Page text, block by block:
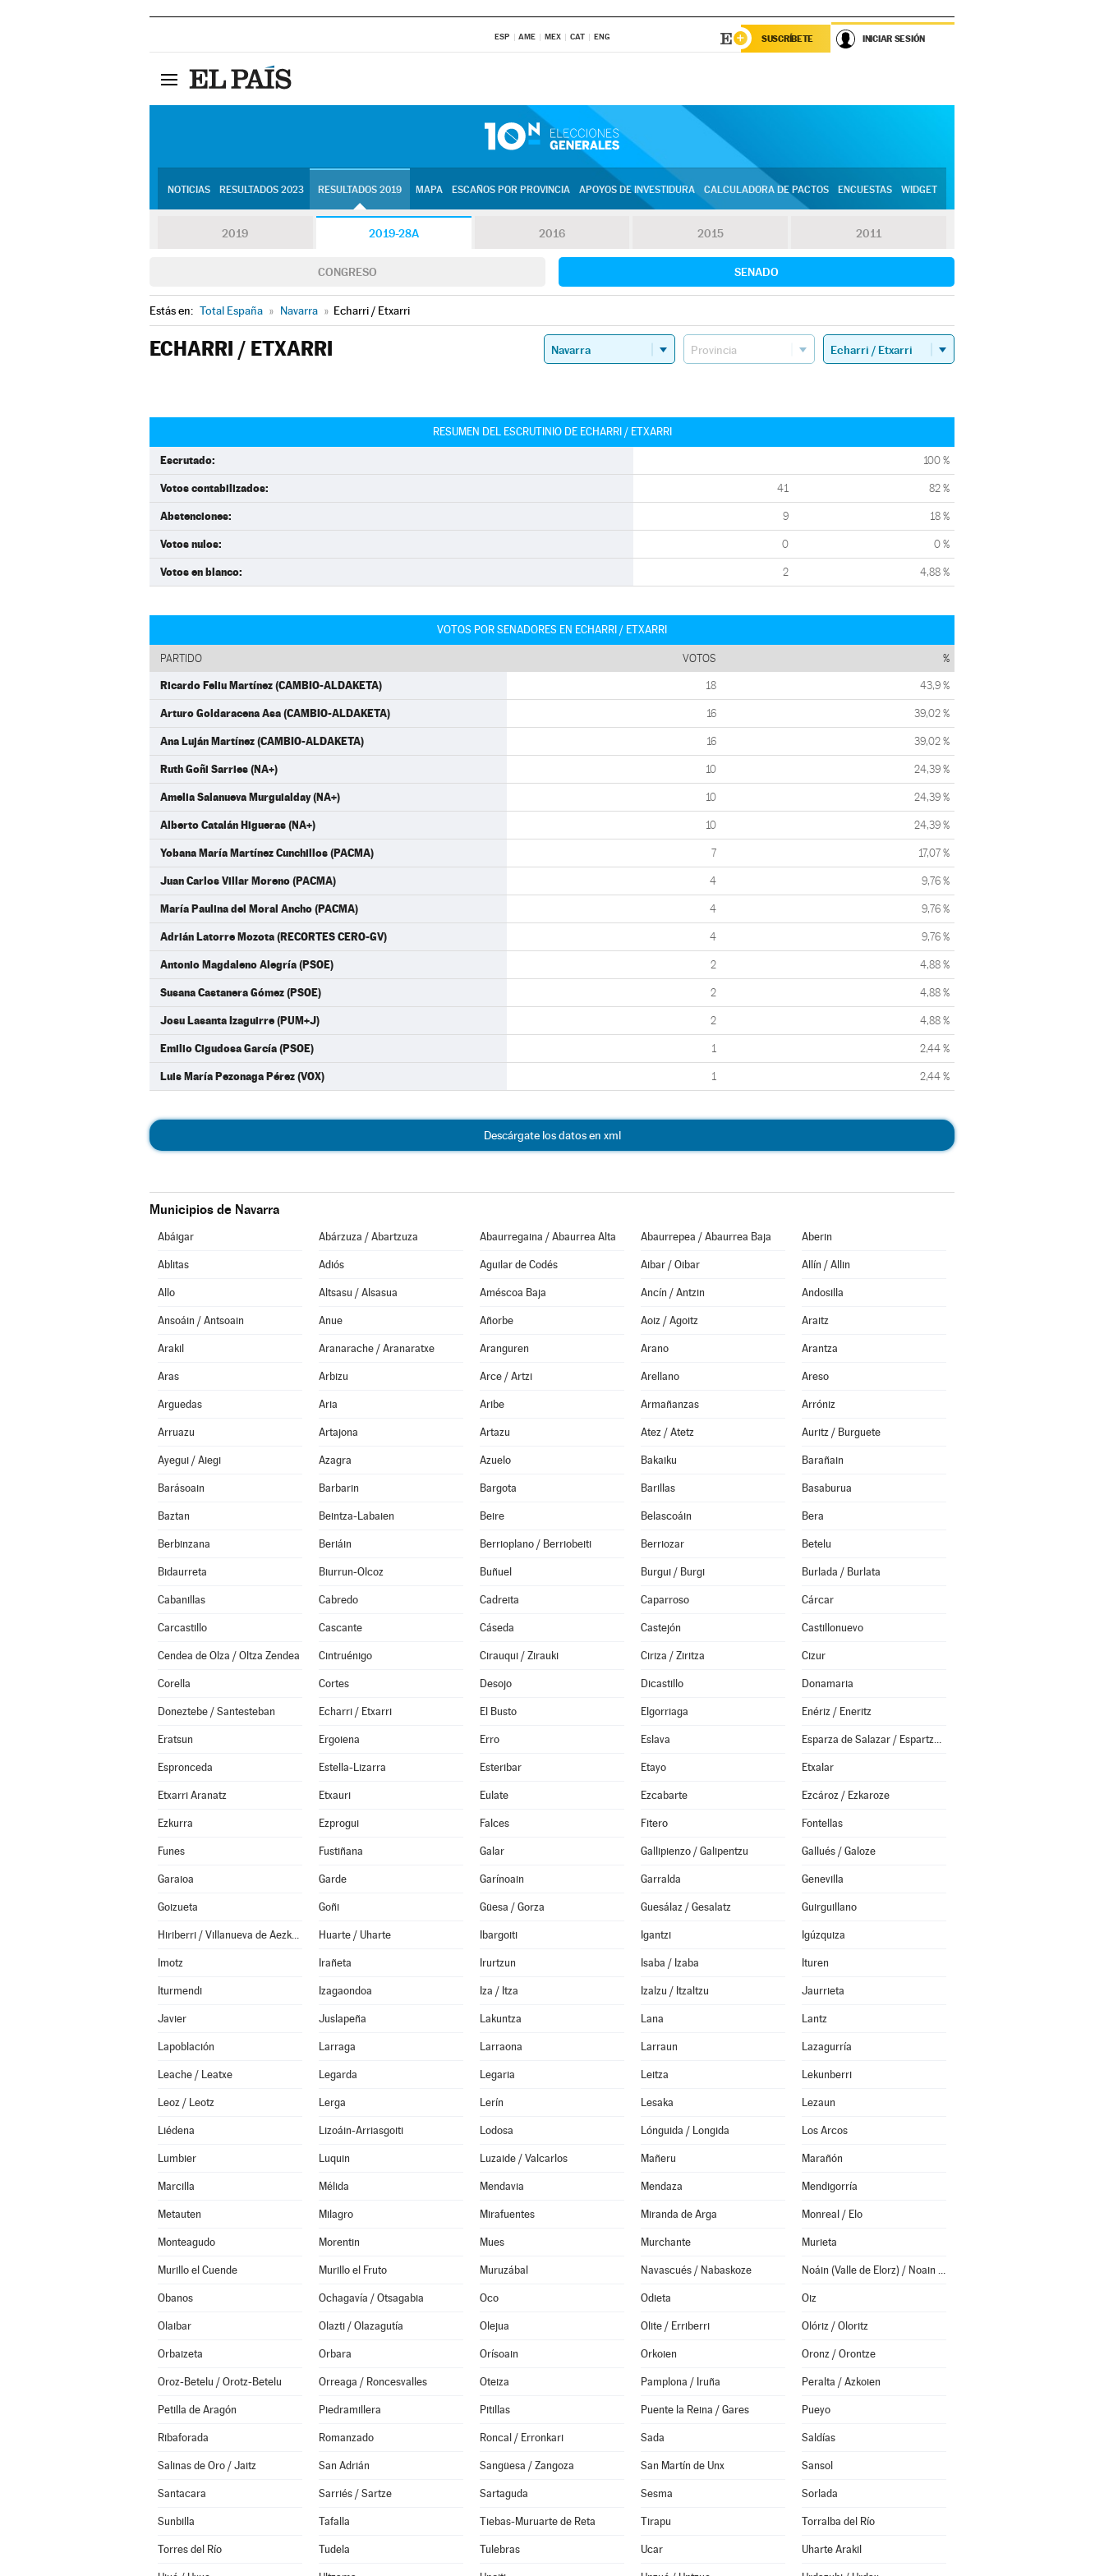
ESP AME MEX CAT ENG SUSCRÍBETE INICIAR SESIÓN
NOTICIAS RESULTADOS 2023 RESULTADOS 2019 MAPA ESCAÑOS POR PROVINCIA APOYOS DE INVESTIDURA CALCULADORA DE PACTOS ENCUESTAS WIDGET
2019 2019-28A 2016 2015 2011
CONGRESO SENADO
Estás en: Total España » Navarra » Echarri / Etxarri
ECHARRI / ETXARRI
RESUMEN DEL ESCRUTINIO DE ECHARRI / ETXARRI
Escrutado: 100 %
Votos contabilizados: 41 82 %
Abstenciones: 9 18 %
Votos nulos: 0 0 %
Votos en blanco: 2 4,88 %
VOTOS POR SENADORES EN ECHARRI / ETXARRI
PARTIDO VOTOS %
Ricardo Feliu Martínez (CAMBIO-ALDAKETA) 18 43,9 %
Arturo Goldaracena Asa (CAMBIO-ALDAKETA) 16 39,02 %
Ana Luján Martínez (CAMBIO-ALDAKETA) 16 39,02 %
Ruth Goñi Sarries (NA+) 10 24,39 %
Amelia Salanueva Murguialday (NA+) 10 24,39 %
Alberto Catalán Higueras (NA+) 10 24,39 %
Yobana María Martínez Cunchillos (PACMA) 7 17,07 %
Juan Carlos Villar Moreno (PACMA) 4 9,76 %
María Paulina del Moral Ancho (PACMA) 4 9,76 %
Adrián Latorre Mozota (RECORTES CERO-GV) 4 9,76 %
Antonio Magdaleno Alegría (PSOE) 2 4,88 %
Susana Castanera Gómez (PSOE) 2 4,88 %
Josu Lasanta Izaguirre (PUM+J) 2 4,88 %
Emilio Cigudosa García (PSOE) 1 2,44 %
Luis María Pezonaga Pérez (VOX) 1 2,44 %
Descárgate los datos en xml
Municipios de Navarra
Abáigar Abárzuza / Abartzuza Abaurregaina / Abaurrea Alta Abaurrepea / Abaurrea Baja Aberin
Ablitas Adiós Aguilar de Codés Aibar / Oibar Allín / Allin
Allo Altsasu / Alsasua Améscoa Baja Ancín / Antzin Andosilla
Ansoáin / Antsoain Anue Añorbe Aoiz / Agoitz Araitz
Arakil Aranarache / Aranaratxe Aranguren Arano Arantza
Aras Arbizu Arce / Artzi Arellano Areso
Arguedas Aria Aribe Armañanzas Arróniz
Arruazu Artajona Artazu Atez / Atetz Auritz / Burguete
Ayegui / Aiegi Azagra Azuelo Bakaiku Barañain
Barásoain Barbarin Bargota Barillas Basaburua
Baztan Beintza-Labaien Beire Belascoáin Bera
Berbinzana Beriáin Berrioplano / Berriobeiti Berriozar Betelu
Bidaurreta Biurrun-Olcoz Buñuel Burgui / Burgi Burlada / Burlata
Cabanillas Cabredo Cadreita Caparroso Cárcar
Carcastillo Cascante Cáseda Castejón Castillonuevo
Cendea de Olza / Oltza Zendea Cintruénigo Cirauqui / Zirauki Ciriza / Ziritza Cizur
Corella Cortes Desojo Dicastillo Donamaria
Doneztebe / Santesteban Echarri / Etxarri El Busto Elgorriaga Enériz / Eneritz
Eratsun Ergoiena Erro Eslava Esparza de Salazar / Espartza Zaraitzu
Espronceda Estella-Lizarra Esteribar Etayo Etxalar
Etxarri Aranatz Etxauri Eulate Ezcabarte Ezcároz / Ezkaroze
Ezkurra Ezprogui Falces Fitero Fontellas
Funes Fustiñana Galar Gallipienzo / Galipentzu Gallués / Galoze
Garaioa Garde Garínoain Garralda Genevilla
Goizueta Goñi Güesa / Gorza Guesálaz / Gesalatz Guirguillano
Hiriberri / Villanueva de Aezkoa Huarte / Uharte Ibargoiti Igantzi Igúzquiza
Imotz Irañeta Irurtzun Isaba / Izaba Ituren
Iturmendi Izagaondoa Iza / Itza Izalzu / Itzaltzu Jaurrieta
Javier Juslapeña Lakuntza Lana Lantz
Lapoblación Larraga Larraona Larraun Lazagurría
Leache / Leatxe Legarda Legaria Leitza Lekunberri
Leoz / Leotz Lerga Lerín Lesaka Lezaun
Liédena Lizoáin-Arriasgoiti Lodosa Lónguida / Longida Los Arcos
Lumbier Luquin Luzaide / Valcarlos Mañeru Marañón
Marcilla Mélida Mendavia Mendaza Mendigorría
Metauten Milagro Mirafuentes Miranda de Arga Monreal / Elo
Monteagudo Morentin Mues Murchante Murieta
Murillo el Cuende Murillo el Fruto Muruzábal Navascués / Nabaskoze Noáin (Valle de Elorz) / Noain (Elortzibar)
Obanos Ochagavía / Otsagabia Oco Odieta Oiz
Olaibar Olazti / Olazagutía Olejua Olite / Erriberri Olóriz / Oloritz
Orbaizeta Orbara Orísoain Orkoien Oronz / Orontze
Oroz-Betelu / Orotz-Betelu Orreaga / Roncesvalles Oteiza Pamplona / Iruña Peralta / Azkoien
Petilla de Aragón Piedramillera Pitillas Puente la Reina / Gares Pueyo
Ribaforada Romanzado Roncal / Erronkari Sada Saldías
Salinas de Oro / Jaitz San Adrián Sangüesa / Zangoza San Martín de Unx Sansol
Santacara Sarriés / Sartze Sartaguda Sesma Sorlada
Sunbilla Tafalla Tiebas-Muruarte de Reta Tirapu Torralba del Río
Torres del Río Tudela Tulebras Ucar Uharte Arakil